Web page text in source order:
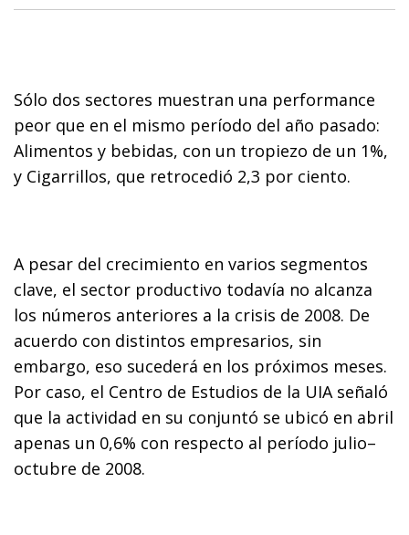
Sólo dos sectores muestran una performance
peor que en el mismo período del año pasado:
Alimentos y bebidas, con un tropiezo de un 1%,
y Cigarrillos, que retrocedió 2,3 por ciento.
A pesar del crecimiento en varios segmentos
clave, el sector productivo todavía no alcanza
los números anteriores a la crisis de 2008. De
acuerdo con distintos empresarios, sin
embargo, eso sucederá en los próximos meses.
Por caso, el Centro de Estudios de la UIA señaló
que la actividad en su conjuntó se ubicó en abril
apenas un 0,6% con respecto al período julio–
octubre de 2008.